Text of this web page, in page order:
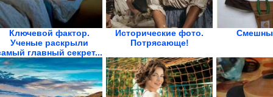
Ключевой фактор.
Ученые раскрыли
главный секрет...
Исторические фото.
Потрясающе!